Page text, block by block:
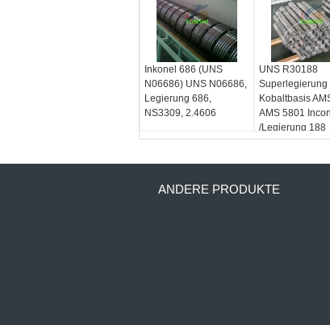
Inkonel 686 (UNS
N06686) UNS N06686,
Legierung 686,
NS3309, 2.4606
UNS R30188
Superlegierung
Kobaltbasis
AMS 5801
/Legierung 188
ANDERE PRODUKTE